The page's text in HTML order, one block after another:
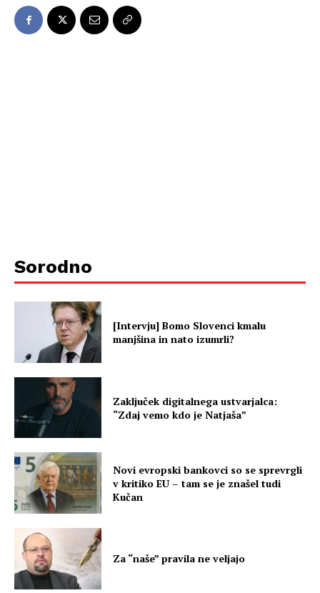
Sorodno
[Intervju] Bomo Slovenci kmalu
manjšina in nato izumrli?
Zaključek digitalnega ustvarjalca:
“Zdaj vemo kdo je Natjaša”
Novi evropski bankovci so se sprevrgli
v kritiko EU – tam se je znašel tudi
Kučan
Za “naše” pravila ne veljajo